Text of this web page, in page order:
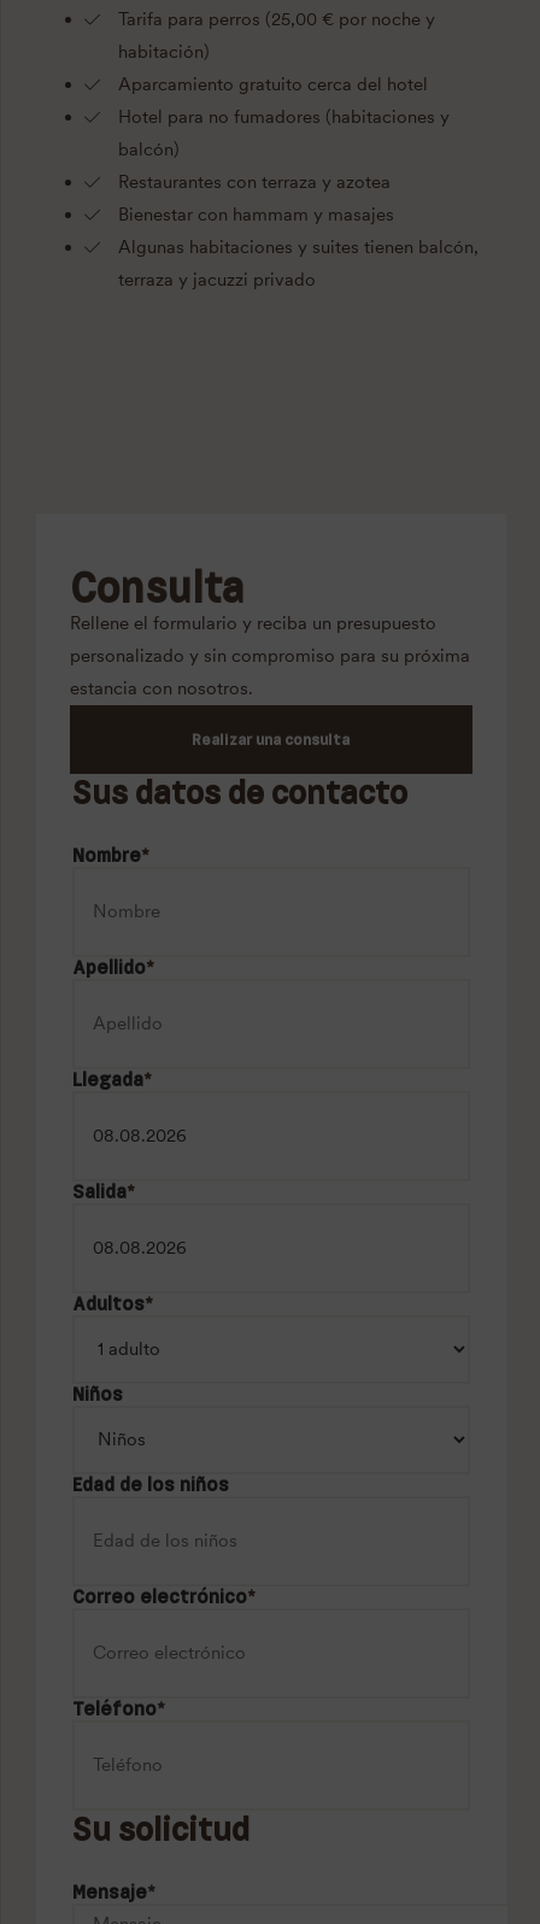
Tarifa para perros (25,00 € por noche y
habitación)
Aparcamiento gratuito cerca del hotel
Hotel para no fumadores (habitaciones y
balcón)
Restaurantes con terraza y azotea
Bienestar con hammam y masajes
Algunas habitaciones y suites tienen balcón,
terraza y jacuzzi privado
Consulta
Rellene el formulario y reciba un presupuesto
personalizado y sin compromiso para su próxima
estancia con nosotros.
Realizar una consulta
Sus datos de contacto
Nombre*
Apellido*
Llegada*
Salida*
Adultos*
Niños
Edad de los niños
Correo electrónico*
Teléfono*
Su solicitud
Mensaje*